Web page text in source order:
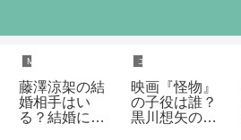
Mrs. GREEN APPLE
藤澤涼架の結
婚相手はい
る？結婚に関
エンタメ
映画『怪物』
の子役は誰？
黒川想矢の役